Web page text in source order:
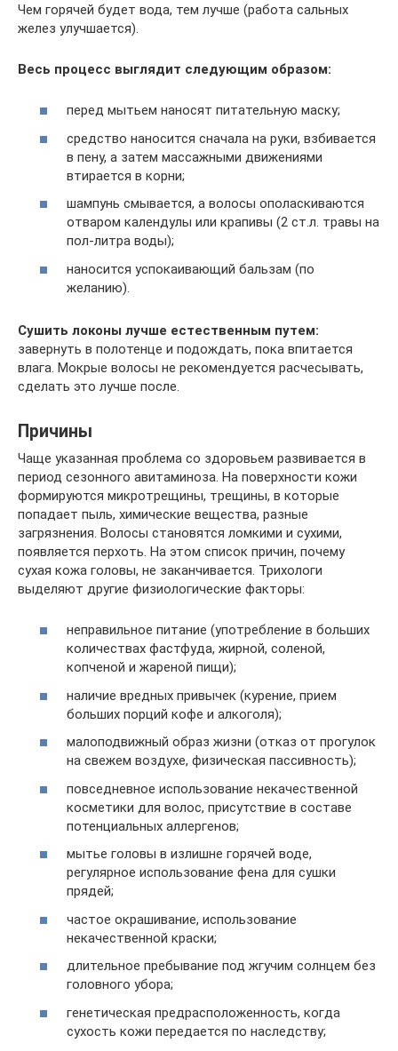
Чем горячей будет вода, тем лучше (работа сальных
желез улучшается).
Весь процесс выглядит следующим образом:
перед мытьем наносят питательную маску;
средство наносится сначала на руки, взбивается
в пену, а затем массажными движениями
втирается в корни;
шампунь смывается, а волосы ополаскиваются
отваром календулы или крапивы (2 ст.л. травы на
пол-литра воды);
наносится успокаивающий бальзам (по
желанию).
Сушить локоны лучше естественным путем:
завернуть в полотенце и подождать, пока впитается
влага. Мокрые волосы не рекомендуется расчесывать,
сделать это лучше после.
Причины
Чаще указанная проблема со здоровьем развивается в
период сезонного авитаминоза. На поверхности кожи
формируются микротрещины, трещины, в которые
попадает пыль, химические вещества, разные
загрязнения. Волосы становятся ломкими и сухими,
появляется перхоть. На этом список причин, почему
сухая кожа головы, не заканчивается. Трихологи
выделяют другие физиологические факторы:
неправильное питание (употребление в больших
количествах фастфуда, жирной, соленой,
копченой и жареной пищи);
наличие вредных привычек (курение, прием
больших порций кофе и алкоголя);
малоподвижный образ жизни (отказ от прогулок
на свежем воздухе, физическая пассивность);
повседневное использование некачественной
косметики для волос, присутствие в составе
потенциальных аллергенов;
мытье головы в излишне горячей воде,
регулярное использование фена для сушки
прядей;
частое окрашивание, использование
некачественной краски;
длительное пребывание под жгучим солнцем без
головного убора;
генетическая предрасположенность, когда
сухость кожи передается по наследству;